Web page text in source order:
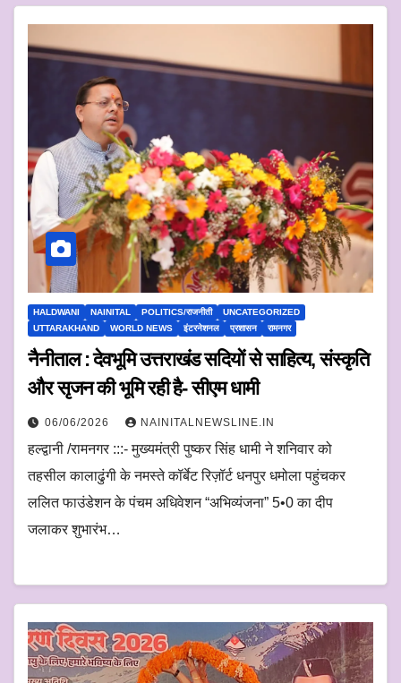
HALDWANI NAINITAL POLITICS/राजनीती
UNCATEGORIZED
UTTARAKHAND
WORLD NEWS इंटरनेशनल प्रशासन रामनगर
नैनीताल : देवभूमि उत्तराखंड सदियों से साहित्य, संस्कृति
और सृजन की भूमि रही है- सीएम धामी
06/06/2026 NAINITALNEWSLINE.IN
हल्द्वानी /रामनगर :::- मुख्यमंत्री पुष्कर सिंह धामी ने शनिवार को
तहसील कालाढुंगी के नमस्ते कॉर्बेट रिज़ॉर्ट धनपुर धमोला पहुंचकर
ललित फाउंडेशन के पंचम अधिवेशन “अभिव्यंजना” 5•0 का दीप
जलाकर शुभारंभ…